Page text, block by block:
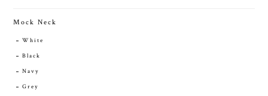
Mock Neck
White
Black
Navy
Grey